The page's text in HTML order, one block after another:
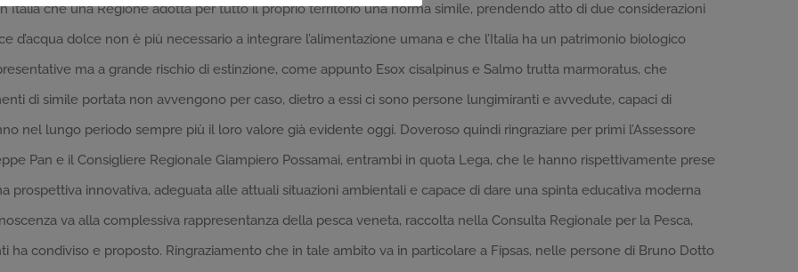
Italia che una Regione adotta per tutto il proprio territorio una norma simile, prendendo atto di due considerazioni
d’acqua dolce non è più necessario a integrare l’alimentazione umana e che l’Italia ha un patrimonio biologico
ma a grande rischio di estinzione, come appunto Esox cisalpinus e Salmo trutta marmoratus, che
di simile portata non avvengono per caso, dietro a essi ci sono persone lungimiranti e avvedute, capaci di
nel lungo periodo sempre più il loro valore già evidente oggi. Doveroso quindi ringraziare per primi l’Assessore
Pan e il Consigliere Regionale Giampiero Possamai, entrambi in quota Lega, che le hanno rispettivamente prese
prospettiva innovativa, adeguata alle attuali situazioni ambientali e capace di dare una spinta educativa moderna
va alla complessiva rappresentanza della pesca veneta, raccolta nella Consulta Regionale per la Pesca,
ha condiviso e proposto. Ringraziamento che in tale ambito va in particolare a Fipsas, nelle persone di Bruno Dotto